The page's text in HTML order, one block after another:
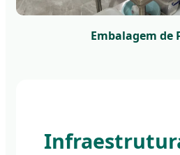
Embalagem de